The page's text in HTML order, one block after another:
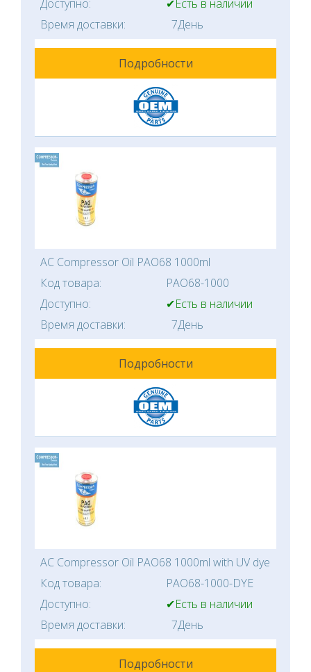
Доступно:
✔Есть в наличии
Время доставки:
7День
Подробности
AC Compressor Oil PAO68 1000ml
Код товара:
PAO68-1000
Доступно:
✔Есть в наличии
Время доставки:
7День
Подробности
AC Compressor Oil PAO68 1000ml with UV dye
Код товара:
PAO68-1000-DYE
Доступно:
✔Есть в наличии
Время доставки:
7День
Подробности